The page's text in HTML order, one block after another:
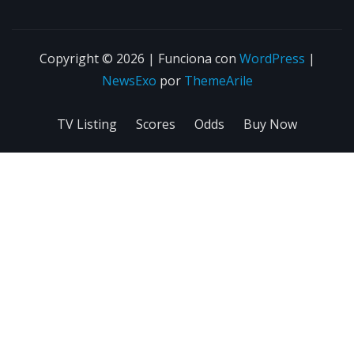
Copyright © 2026 | Funciona con WordPress |
NewsExo por ThemeArile
TV Listing Scores Odds Buy Now